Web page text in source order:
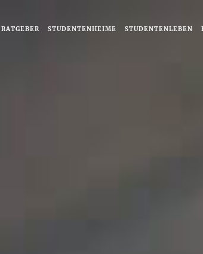
RATGEBER STUDENTENHEIME STUDENTENLEBEN